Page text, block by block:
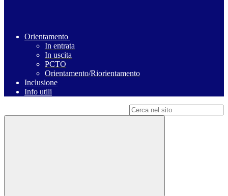
Orientamento
In entrata
In uscita
PCTO
Orientamento/Riorientamento
Inclusione
Info utili